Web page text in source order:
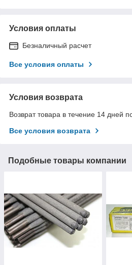
Условия оплаты
Безналичный расчет
Все условия оплаты
Условия возврата
Возврат товара в течение 14 дней
Все условия возврата
Подобные товары компании